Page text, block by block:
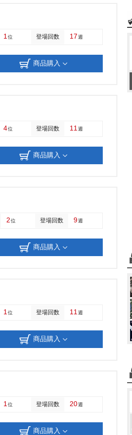
1 位 登場回数 17週
商品購入
4位 登場回数 11 週
商品購入
2位 登場回数 9週
商品購入
1 位 登場回数 11 週
商品購入
1 位 登場回数 20週
商品購入